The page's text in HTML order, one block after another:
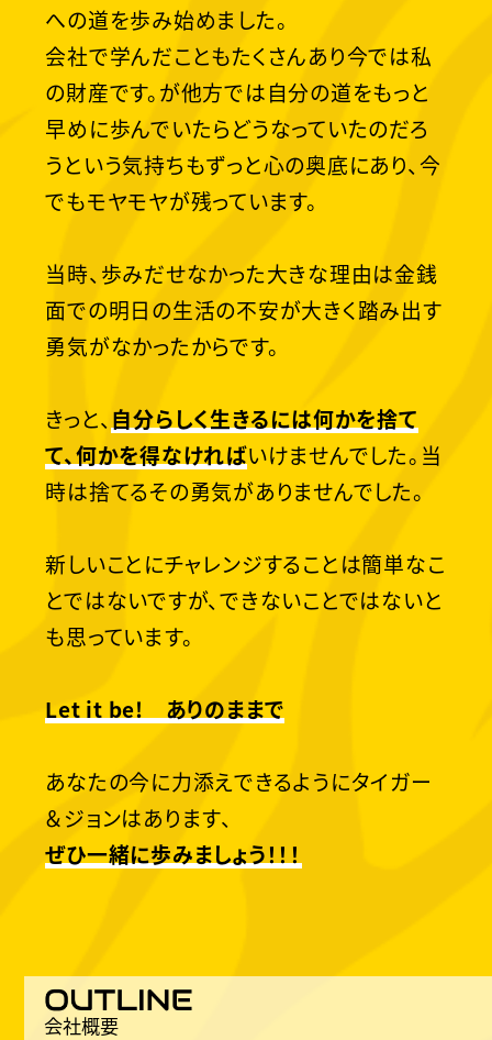
への道を歩み始めました。
会社で学んだこともたくさんあり今では私
の財産です。が他方では自分の道をもっと
早めに歩んでいたらどうなっていたのだろ
うという気持ちもずっと心の奥底にあり、今
でもモヤモヤが残っています。
当時、歩みだせなかった大きな理由は金銭
面での明日の生活の不安が大きく踏み出す
勇気がなかったからです。
きっと、自分らしく生きるには何かを捨て
て、何かを得なければいけませんでした。当
時は捨てるその勇気がありませんでした。
新しいことにチャレンジすることは簡単なこ
とではないですが、できないことではないと
も思っています。
Let it be! ありのままで
あなたの今に力添えできるようにタイガー
＆ジョンはあります、
ぜひ一緒に歩みましょう！！！
会社概要